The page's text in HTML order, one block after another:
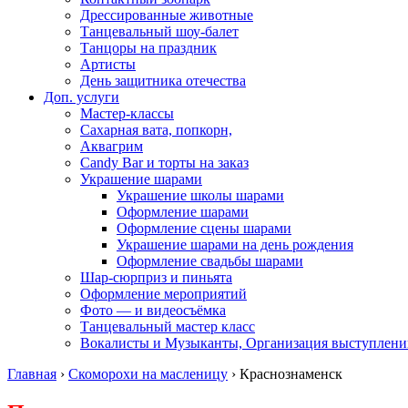
Дрессированные животные
Танцевальный шоу-балет
Танцоры на праздник
Артисты
День защитника отечества
Доп. услуги
Мастер-классы
Сахарная вата, попкорн,
Аквагрим
Candy Bar и торты на заказ
Украшение шарами
Украшение школы шарами
Оформление шарами
Оформление сцены шарами
Украшение шарами на день рождения
Оформление свадьбы шарами
Шар-сюрприз и пиньята
Оформление мероприятий
Фото — и видеосъёмка
Танцевальный мастер класс
Вокалисты и Музыканты, Организация
Главная › Скоморохи на масленицу › Краснознаменск